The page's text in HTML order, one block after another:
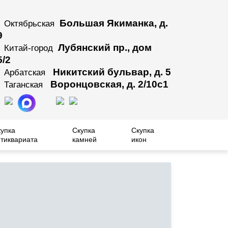
Октябрьская
Большая Якиманка, д.
Китай-город Лубянский пр., дом
2
Арбатская Никитский бульвар, д. 5
Таганская Воронцовская, д. 2/10с1
Скупка
камней
Скупка
икон